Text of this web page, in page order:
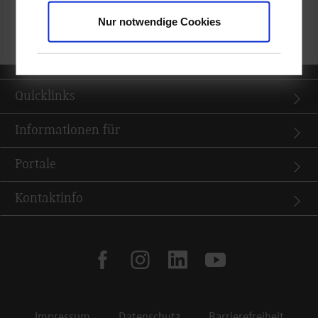
Nur notwendige Cookies
sind jederzeit herzlich willkommen zum Mitsingen.
Quicklinks
Informationen für
Portale
Kontaktinfo
facebookinstagramlinkedinyoutube